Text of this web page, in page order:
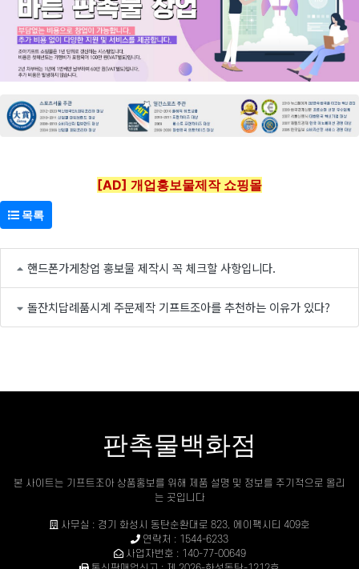
[AD] 개업홍보물제작 쇼핑몰
목록
핸드폰가게창업 홍보물 제작시 꼭 체크할 사항입니다.
돌잔치답례품시계 주문제작 기프트조아를 추천하는 이유가 있다?
판촉물백화점
본 사이트는 기프트조아 상품홍보를 위해 제품 설명 및 정보를 주기적으로 올리
는 곳입니다
사무실 : 경기 화성시 동탄순환대로 823, 에이팩시티 409호
연락처 : 1544-6233
사업자번호 : 140-77-00649